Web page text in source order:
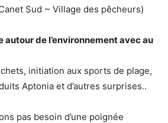
Sud ~ Village des pêcheurs)
autour de l’environnement avec au
initiation aux sports de plage,
Aptonia et d’autres surprises..
pas besoin d’une poignée